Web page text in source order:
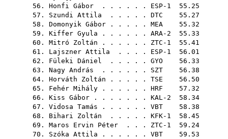
56. Honfi Gábor . . . . . . ESP-1 55.25
57. Szundi Attila . . . . . DTC 55.27
58. Domonyik Gábor . . . . . MEA 55.32
59. Kiffer Gyula . . . . . . ARA-2 55.33
60. Mitró Zoltán . . . . . . ZTC-1 55.41
61. Lajszner Attila . . . . ESP-1 56.01
62. Füleki Dániel . . . . . GYO 56.33
63. Nagy András . . . . . . SZT 56.38
64. Horváth Zoltán . . . . . TSE 56.50
65. Fehér Mihály . . . . . . HRF 57.32
66. Kiss Gábor . . . . . . . KAL-2 58.34
67. Vidosa Tamás . . . . . . VBT 58.38
68. Bihari Zoltán . . . . . KFK-1 58.45
69. Maros Ervin Péter . . . ZTC-1 59.24
70. Szóka Attila . . . . . . VBT 59.53